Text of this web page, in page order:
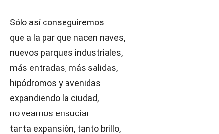
Sólo así conseguiremos
que a la par que nacen naves,
nuevos parques industriales,
más entradas, más salidas,
hipódromos y avenidas
expandiendo la ciudad,
no veamos ensuciar
tanta expansión, tanto brillo,